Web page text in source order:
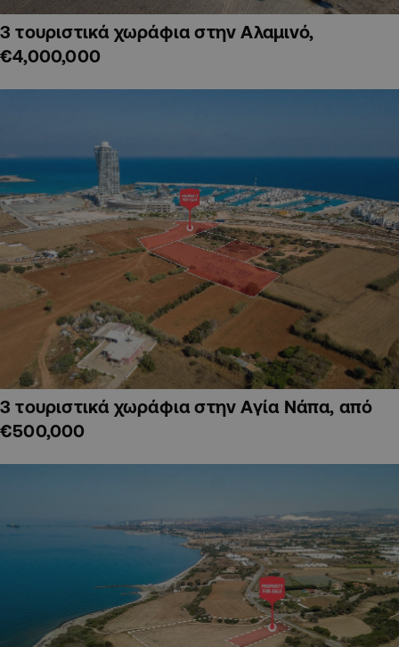
3 τουριστικά χωράφια στην Αλαμινό,
€4,000,000
3 τουριστικά χωράφια στην Αγία Νάπα, από
€500,000